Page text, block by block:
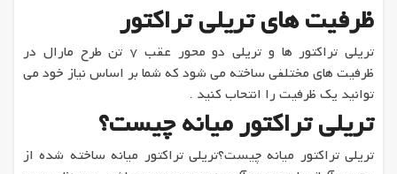
ظرفیت های تریلی تراکتور
تریلی تراکتور ها و تریلی دو محور عقب 7 تن طرح مارال در
ظرفیت های مختلفی ساخته می شود که شما بر اساس نیاز خود می
توانید یک ظرفیت را انتحاب کنید .
تریلی تراکتور میانه چیست؟
تریلی تراکتور میانه چیست؟تریلی تراکتور میانه ساخته شده از